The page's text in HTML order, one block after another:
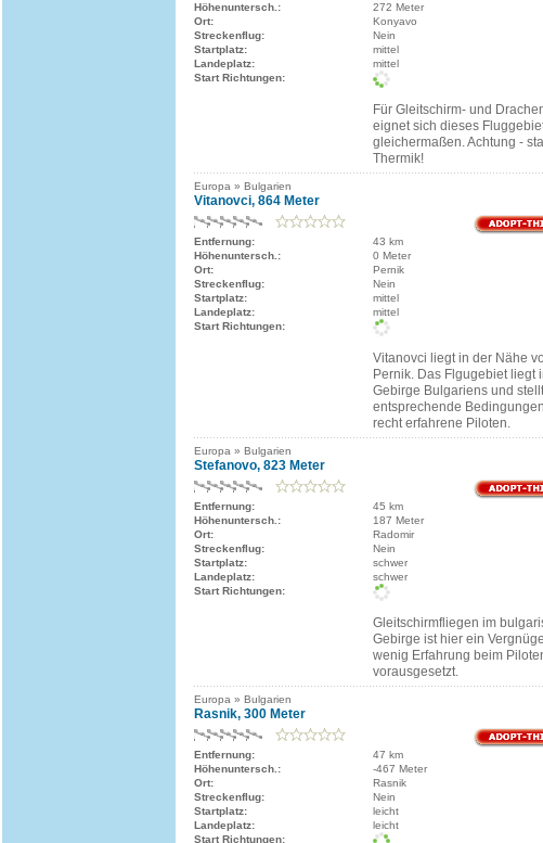
Höhenuntersch.:
272 Meter
Ort:
Konyavo
Streckenflug:
Nein
Startplatz:
mittel
Landeplatz:
mittel
Start Richtungen:
Für Gleitschirm- und
eignet sich dieses
gleichermaßen. Achtung -
Thermik!
Europa » Bulgarien
Vitanovci, 864 Meter
Entfernung:
43 km
Höhenuntersch.:
0 Meter
Ort:
Pernik
Streckenflug:
Nein
Startplatz:
mittel
Landeplatz:
mittel
Start Richtungen:
Vitanovci liegt in der Nähe
Pernik. Das Flgugebiet liegt
Gebirge Bulgariens und stellt
entsprechende
recht erfahrene Piloten.
Europa » Bulgarien
Stefanovo, 823 Meter
Entfernung:
45 km
Höhenuntersch.:
187 Meter
Ort:
Radomir
Streckenflug:
Nein
Startplatz:
schwer
Landeplatz:
schwer
Start Richtungen:
Gleitschirmfliegen im
Gebirge ist hier ein
wenig Erfahrung beim
vorausgesetzt.
Europa » Bulgarien
Rasnik, 300 Meter
Entfernung:
47 km
Höhenuntersch.:
-467 Meter
Ort:
Rasnik
Streckenflug:
Nein
Startplatz:
leicht
Landeplatz:
leicht
Start Richtungen: